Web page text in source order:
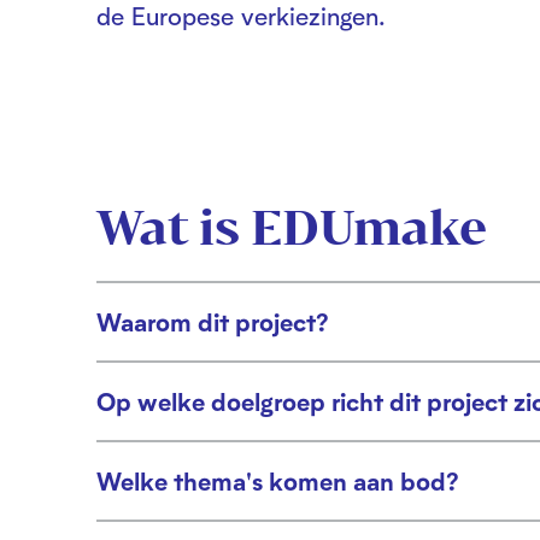
de Europese verkiezingen.
Wat is EDUmake
Waarom dit project?
U
i
t
u
w
Op welke doelgroep richt dit project
U
i
t
Welke thema's komen aan bod?
U
i